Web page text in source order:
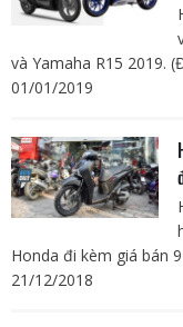
và Yamaha R15 2019.
01/01/2019
Honda đi kèm giá bán
21/12/2018